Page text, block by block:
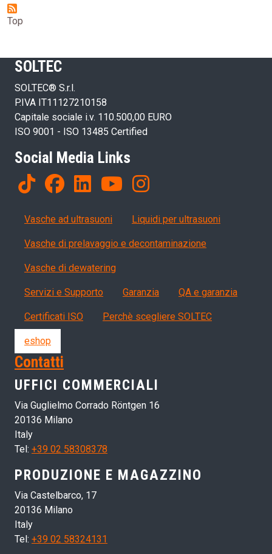
Top
SOLTEC
SOLTEC® S.r.l.
P.IVA IT11127210158
Capitale sociale i.v. 110.500,00 EURO
ISO 9001 - ISO 13485 Certified
Social Media Links
Products
Vasche ad ultrasuoni Liquidi per ultrasuoni
Vasche di prelavaggio e decontaminazione
Vasche di dewatering
Servizi, garanzia, QA
Servizi e Supporto Garanzia QA e garanzia
Certificati ISO Perchè scegliere SOLTEC
eshop
Contatti
UFFICI COMMERCIALI
Via Guglielmo Corrado Röntgen 16
20136 Milano
Italy
Tel: +39 02 58308378
PRODUZIONE E MAGAZZINO
Via Castelbarco, 17
20136 Milano
Italy
Tel: +39 02 58324131